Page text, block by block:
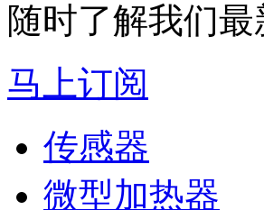
随时了解我们
马上订阅
传感器
微型加热器